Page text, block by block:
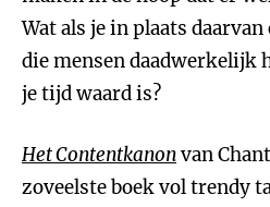
Wat als je in plaats
die mensen daadwerkelijk
je tijd waard is?
Het Contentkanonvan
zoveelste boek vol trendy